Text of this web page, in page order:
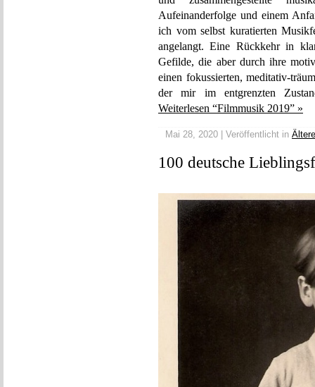
Aufeinanderfolge und einem
ich vom selbst kuratierten
angelangt. Eine Rückkehr in
Gefilde, die aber durch ihre
einen fokussierten, meditativ-
der mir im entgrenzten
Weiterlesen “Filmmusik 2019” »
Mai 28, 2020 | Veröffentlicht in
100 deutsche